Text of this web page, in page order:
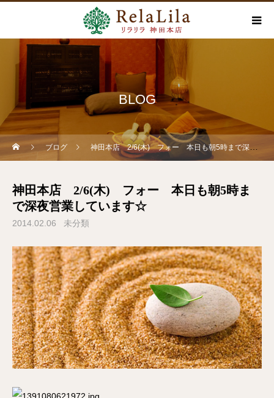
BLOG
ブログ 神田本店 2/6(木) フォー 本日も朝5時まで深夜営業しています☆
神田本店 2/6(木) フォー 本日も朝5時ま
で深夜営業しています☆
2014.02.06 未分類